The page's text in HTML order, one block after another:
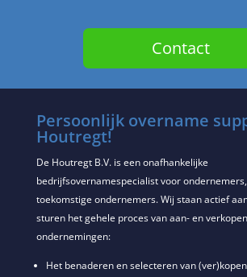
Contact
Persoonlijk overname
Houtregt!
De Houtregt B.V. is een onafhankelijke
bedrijfsovernamespecialist voor
toekomstige ondernemers. Wij staan actief
sturen het gehele proces van aan- en
ondernemingen:
Het benaderen en selecteren van